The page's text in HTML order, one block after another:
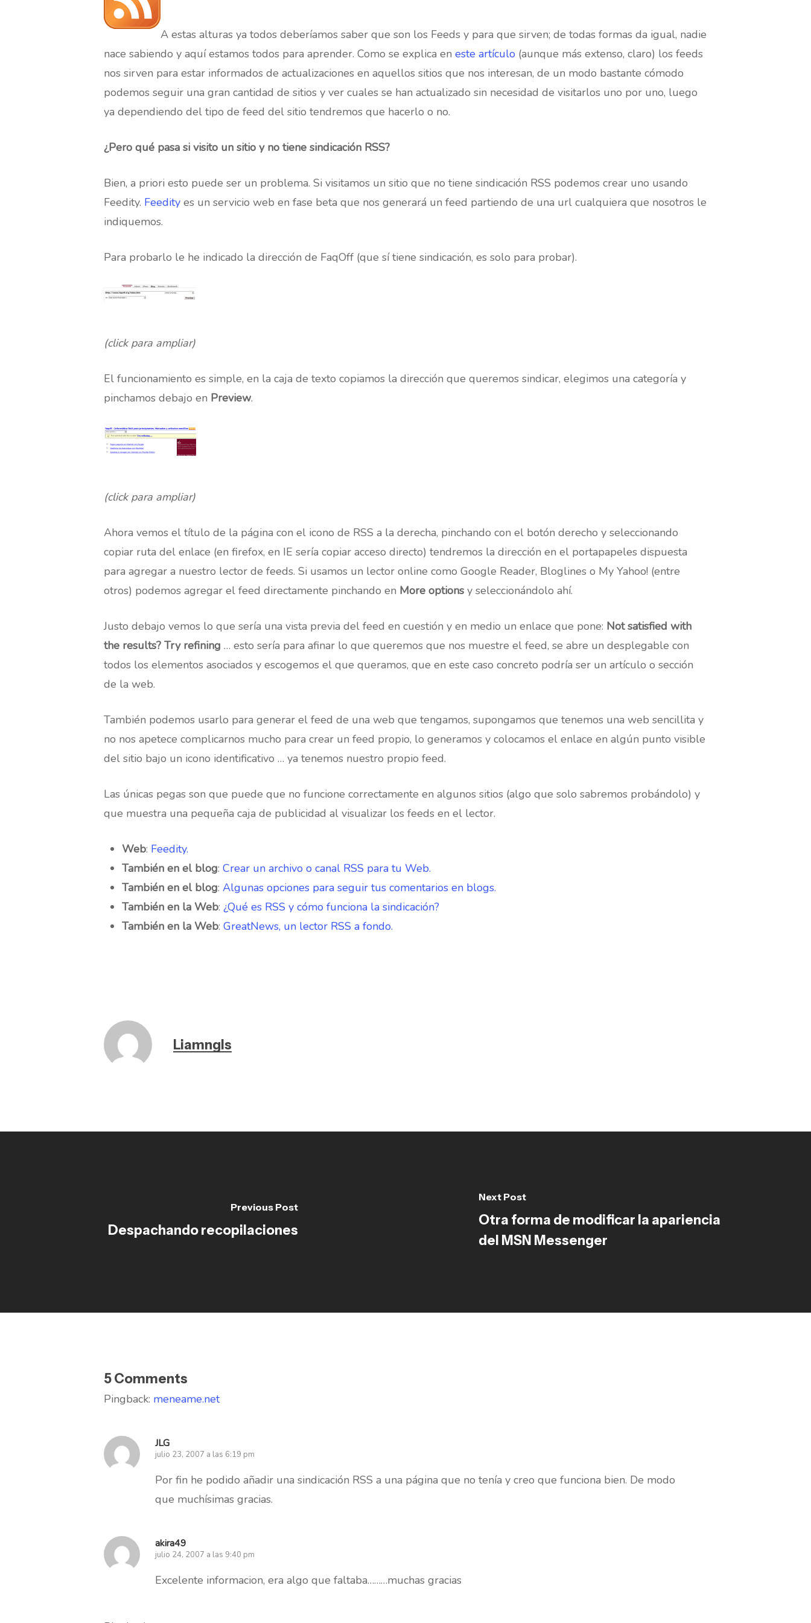
Hit enter to search or ESC to close
A estas alturas ya todos deberíamos saber que son los Feeds y para que sirven; de todas formas da igual, nadie
nace sabiendo y aquí estamos todos para aprender. Como se explica en este artículo (aunque más extenso, claro) los feeds
nos sirven para estar informados de actualizaciones en aquellos sitios que nos interesan, de un modo bastante cómodo
podemos seguir una gran cantidad de sitios y ver cuales se han actualizado sin necesidad de visitarlos uno por uno, luego
ya dependiendo del tipo de feed del sitio tendremos que hacerlo o no.
¿Pero qué pasa si visito un sitio y no tiene sindicación RSS?
Bien, a priori esto puede ser un problema. Si visitamos un sitio que no tiene sindicación RSS podemos crear uno usando
Feedity. Feedity es un servicio web en fase beta que nos generará un feed partiendo de una url cualquiera que nosotros le
indiquemos.
Para probarlo le he indicado la dirección de FaqOff (que sí tiene sindicación, es solo para probar).
(click para ampliar)
El funcionamiento es simple, en la caja de texto copiamos la dirección que queremos sindicar, elegimos una categoría y
pinchamos debajo en Preview.
(click para ampliar)
Ahora vemos el título de la página con el icono de RSS a la derecha, pinchando con el botón derecho y seleccionando
copiar ruta del enlace (en firefox, en IE sería copiar acceso directo) tendremos la dirección en el portapapeles dispuesta
para agregar a nuestro lector de feeds. Si usamos un lector online como Google Reader, Bloglines o My Yahoo! (entre
otros) podemos agregar el feed directamente pinchando en More options y seleccionándolo ahí.
Justo debajo vemos lo que sería una vista previa del feed en cuestión y en medio un enlace que pone: Not satisfied with
the results? Try refining … esto sería para afinar lo que queremos que nos muestre el feed, se abre un desplegable con
todos los elementos asociados y escogemos el que queramos, que en este caso concreto podría ser un artículo o sección
de la web.
También podemos usarlo para generar el feed de una web que tengamos, supongamos que tenemos una web sencillita y
no nos apetece complicarnos mucho para crear un feed propio, lo generamos y colocamos el enlace en algún punto visible
del sitio bajo un icono identificativo … ya tenemos nuestro propio feed.
Las únicas pegas son que puede que no funcione correctamente en algunos sitios (algo que solo sabremos probándolo) y
que muestra una pequeña caja de publicidad al visualizar los feeds en el lector.
Web: Feedity.
También en el blog: Crear un archivo o canal RSS para tu Web.
También en el blog: Algunas opciones para seguir tus comentarios en blogs.
También en la Web: ¿Qué es RSS y cómo funciona la sindicación?
También en la Web: GreatNews, un lector RSS a fondo.
Liamngls
Previous Post
Despachando recopilaciones
Next Post
Otra forma de modificar la apariencia
del MSN Messenger
5 Comments
Pingback: meneame.net
JLG
julio 23, 2007 a las 6:19 pm
Por fin he podido añadir una sindicación RSS a una página que no tenía y creo que funciona bien. De modo
que muchísimas gracias.
akira49
julio 24, 2007 a las 9:40 pm
Excelente informacion, era algo que faltaba………muchas gracias